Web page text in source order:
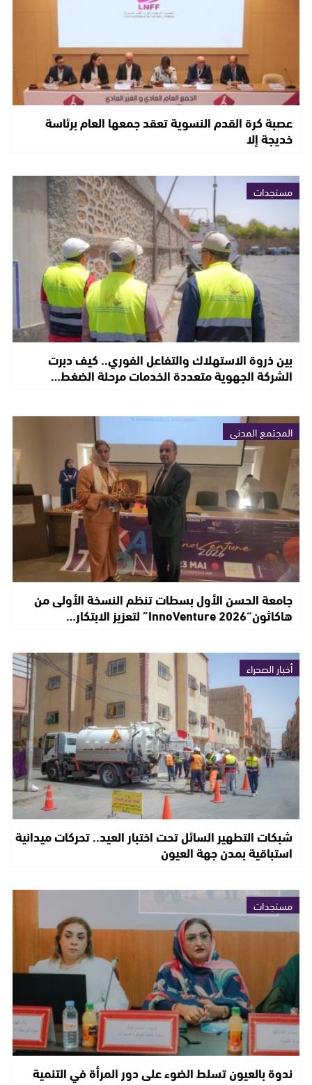
عصبة كرة القدم النسوية تعقد جمعها العام برئاسة
خديجة إلا
مستجدات
بين ذروة الاستهلاك والتفاعل الفوري.. كيف دبرت
الشركة الجهوية متعددة الخدمات مرحلة الضغط…
المجتمع المدني
جامعة الحسن الأول بسطات تنظم النسخة الأولى من
هاكاثون“InnoVenture 2026” لتعزيز الابتكار…
أخبار الصحراء
شبكات التطهير السائل تحت اختبار العيد.. تحركات ميدانية
استباقية بمدن جهة العيون
مستجدات
ندوة بالعيون تسلط الضوء على دور المرأة في التنمية